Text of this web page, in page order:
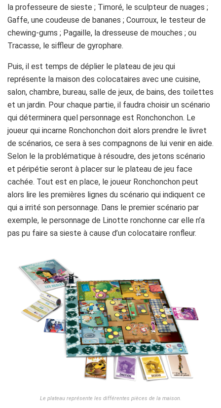
la professeure de sieste ; Timoré, le sculpteur de nuages ;
Gaffe, une coudeuse de bananes ; Courroux, le testeur de
chewing-gums ; Pagaille, la dresseuse de mouches ; ou
Tracasse, le siffleur de gyrophare.
Puis, il est temps de déplier le plateau de jeu qui
représente la maison des colocataires avec une cuisine,
salon, chambre, bureau, salle de jeux, de bains, des toilettes
et un jardin. Pour chaque partie, il faudra choisir un scénario
qui déterminera quel personnage est Ronchonchon. Le
joueur qui incarne Ronchonchon doit alors prendre le livret
de scénarios, ce sera à ses compagnons de lui venir en aide.
Selon le la problématique à résoudre, des jetons scénario
et péripétie seront à placer sur le plateau de jeu face
cachée. Tout est en place, le joueur Ronchonchon peut
alors lire les premières lignes du scénario qui indiquent ce
qui a irrité son personnage. Dans le premier scénario par
exemple, le personnage de Linotte ronchonne car elle n’a
pas pu faire sa sieste à cause d’un colocataire ronfleur.
Le plateau représente les différentes pièces de la maison.